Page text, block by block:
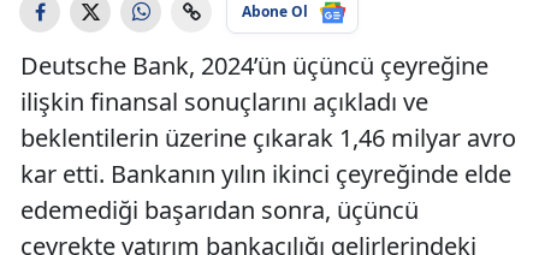
Abone Ol
Deutsche Bank, 2024’ün üçüncü çeyreğine
ilişkin finansal sonuçlarını açıkladı ve
beklentilerin üzerine çıkarak 1,46 milyar avro
kar etti. Bankanın yılın ikinci çeyreğinde elde
edemediği başarıdan sonra, üçüncü
çeyrekte yatırım bankacılığı gelirlerindeki